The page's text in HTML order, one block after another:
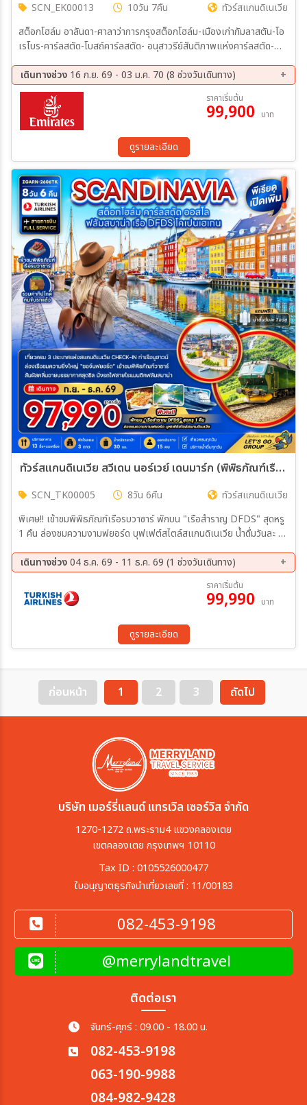
SCN_EK00013 10วัน 7คืน
ทัวร์สแกนดิเนเวีย
สต็อกโฮล์ม อาลันดา-ศาลาว่าการกรุงสต็อกโฮล์ม-เมืองเก่ากัมลาสตัน-โอ
เรโบร-คาร์ลสตัด-โบสถ์คาร์ลสตัด- อนุสาวรีย์สันติภาพแห่งคาร์ลสตัด-
เก้น-ล่องเรือชมซองฟยอร์ด-ฟลัม-นั่งรถไฟสายโรแมนติกฟลัม-ฟลัม-
กอล-ออสโล-อุทยานฟรอกเนอร์-ช้อปปิ้งถนนคาร์ล โยฮันส์ เกท-ศาลา
ว่าการเมืองออสโล-ล่องเรือ DFDS Seaway -โคเปนเฮเกน-รูปปั้นนาง
เงือกน้อย ลิตเติ้ลเมอร์เมด-น้ำพุแห่งราชินีเกฟิออน-พระราชวังอมาเลียนบ
อร์ก-จัตุรัสซิตี้ฮอลล์-ช้อปปิ้งถนนสตรอยก์-ถ่ายรูปปราสาทโรเซนบอร์ก-
เดินทางช่วง 16 ก.ย. 69 - 03 ม.ค. 70 (8 ช่วงวันเดินทาง)
16 ก.ย. 69 - 25 ก.ย. 69
08 ต.ค. 69 - 17 ต.ค. 69
15 ต.ค. 69 - 24 ต.ค. 69
22 ต.ค. 69 - 31 ต.ค. 69
12 พ.ย. 69 - 21 พ.ย. 69
28 พ.ย. 69 - 07 ธ.ค. 69
25 ธ.ค. 69 - 03 ม.ค. 70
ราคาเริ่มต้น
99,900 บาท
ดูรายละเอียด
ทัวร์สแกนดิเนเวีย สวีเดน นอร์เวย์ เดนมาร์ก (พิพิธภัณฑ์เรือรบวาซาร์ นั่งรถไฟฟลัมสบาน่า ล่องเรือสำราญ DFDS) 8วัน 6คืน (TK)
SCN_TK00005 8วัน 6คืน
ทัวร์สแกนดิเนเวีย
พิเศษ!! เข้าชมพิพิธภัณฑ์เรือรบวาซาร์ พักบน "เรือสำราญ DFDS" สุดหรู
1 คืน ล่องชมความงามฟยอร์ด บุฟเฟต์สไตล์สแกนดิเนเวีย น้ำดื่มวันละ 1
เดินทางช่วง04 ธ.ค. 69 - 11 ธ.ค. 69 (1 ช่วงวันเดินทาง)
ราคาเริ่มต้น
99,990 บาท
ดูรายละเอียด
ก่อนหน้า 1 2 3 ถัดไป
บริษัท เมอร์รี่แลนด์ แทรเวิล เซอร์วิส จำกัด
1270-1272 ถ.พระราม4 แขวงคลองเตย
เขตคลองเตย กรุงเทพฯ 10110
Tax ID : 0105526000477
ใบอนุญาตธุรกิจนำเที่ยวเลขที่ : 11/00183
082-453-9198
@merrylandtravel
ติดต่อเรา
จันทร์-ศุกร์ : 09.00 - 18.00 น.
082-453-9198
063-190-9988
084-982-9428